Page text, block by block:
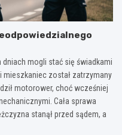
mogli stać się świadkami
został zatrzymany
motorower, choć wcześniej
Cała sprawa
stanął przed sądem, a